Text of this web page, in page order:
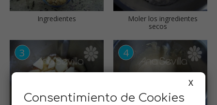
Ingredientes
Moler los ingredientes
secos
X
Consentimiento de Cookies